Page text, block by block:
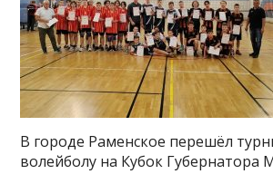
В городе Раменское перешёл
волейболу на Кубок Губернатора